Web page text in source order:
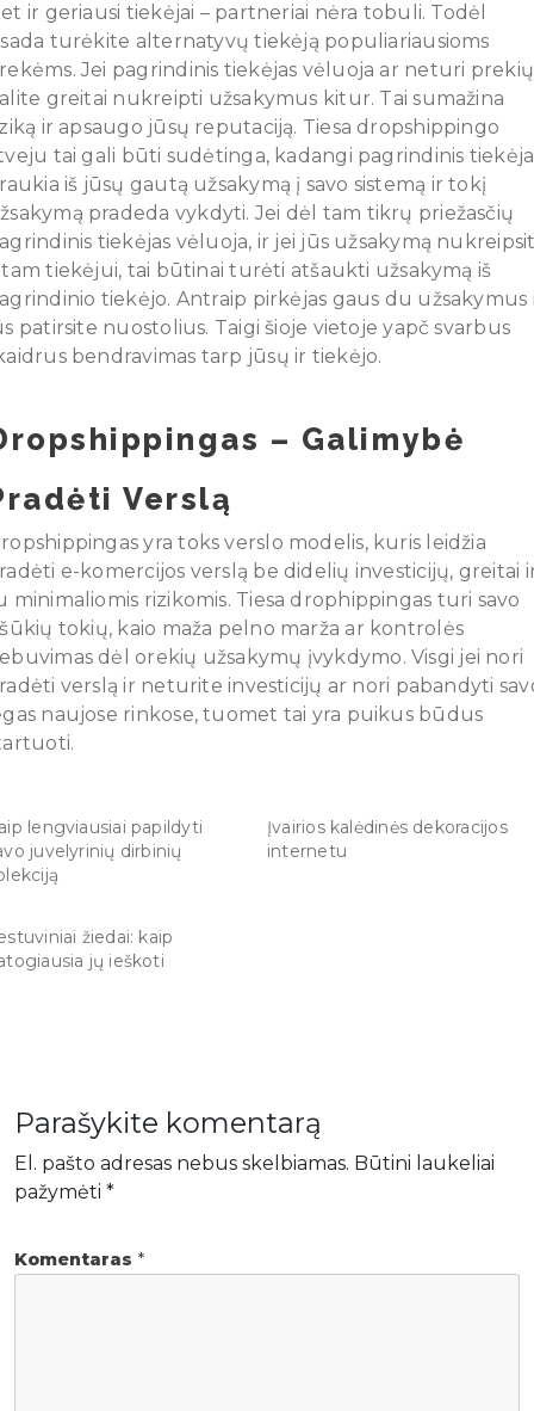
ir geriausi tiekėjai – partneriai nėra tobuli. Todėl
turėkite alternatyvų tiekėją populiariausioms
Jei pagrindinis tiekėjas vėluoja ar neturi
greitai nukreipti užsakymus kitur. Tai sumažina
ir apsaugo jūsų reputaciją. Tiesa dropshippingo
tai gali būti sudėtinga, kadangi pagrindinis
iš jūsų gautą užsakymą į savo sistemą ir tokį
pradeda vykdyti. Jei dėl tam tikrų priežasčių
tiekėjas vėluoja, ir jei jūs užsakymą
tiekėjui, tai būtinai turėti atšaukti užsakymą iš
tiekėjo. Antraip pirkėjas gaus du užsakymus
patirsite nuostolius. Taigi šioje vietoje yapč svarbus
bendravimas tarp jūsų ir tiekėjo.
– Galimybė
Verslą
yra toks verslo modelis, kuris leidžia
e-komercijos verslą be didelių investicijų, greitai
minimaliomis rizikomis. Tiesa drophippingas turi savo
tokių, kaio maža pelno marža ar kontrolės
dėl orekių užsakymų įvykdymo. Visgi jei nori
verslą ir neturite investicijų ar nori pabandyti
naujose rinkose, tuomet tai yra puikus būdus
lengviausiai papildyti
juvelyrinių dirbinių
Įvairios kalėdinės dekoracijos
internetu
žiedai: kaip
jų ieškoti
Parašykite komentarą
El. pašto adresas nebus skelbiamas. Būtini laukeliai
pažymėti *
Komentaras *